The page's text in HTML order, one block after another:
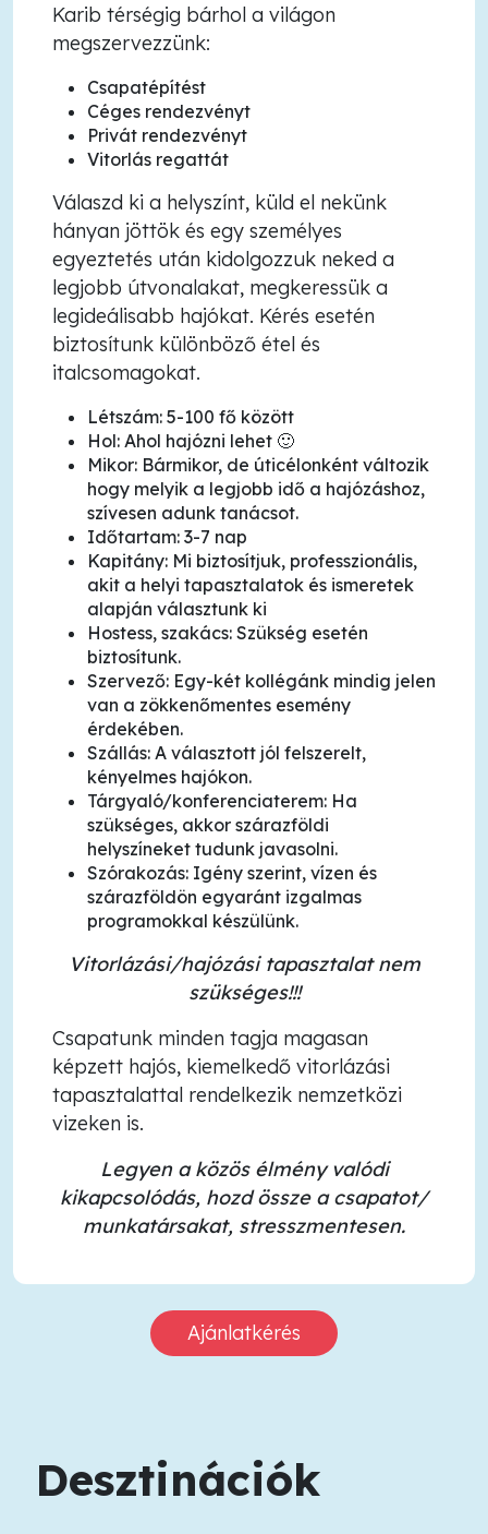
Karib térségig bárhol a világon
megszervezzünk:
Csapatépítést
Céges rendezvényt
Privát rendezvényt
Vitorlás regattát
Válaszd ki a helyszínt, küld el nekünk
hányan jöttök és egy személyes
egyeztetés után kidolgozzuk neked a
legjobb útvonalakat, megkeressük a
legideálisabb hajókat. Kérés esetén
biztosítunk különböző étel és
italcsomagokat.
Létszám: 5-100 fő között
Hol: Ahol hajózni lehet 🙂
Mikor: Bármikor, de úticélonként változik
hogy melyik a legjobb idő a hajózáshoz,
szívesen adunk tanácsot.
Időtartam: 3-7 nap
Kapitány: Mi biztosítjuk, professzionális,
akit a helyi tapasztalatok és ismeretek
alapján választunk ki
Hostess, szakács: Szükség esetén
biztosítunk.
Szervező: Egy-két kollégánk mindig jelen
van a zökkenőmentes esemény
érdekében.
Szállás: A választott jól felszerelt,
kényelmes hajókon.
Tárgyaló/konferenciaterem: Ha
szükséges, akkor szárazföldi
helyszíneket tudunk javasolni.
Szórakozás: Igény szerint, vízen és
szárazföldön egyaránt izgalmas
programokkal készülünk.
Vitorlázási/hajózási tapasztalat nem
szükséges!!!
Csapatunk minden tagja magasan
képzett hajós, kiemelkedő vitorlázási
tapasztalattal rendelkezik nemzetközi
vizeken is.
Legyen a közös élmény valódi
kikapcsolódás, hozd össze a csapatot/
munkatársakat, stresszmentesen.
Ajánlatkérés
Desztinációk